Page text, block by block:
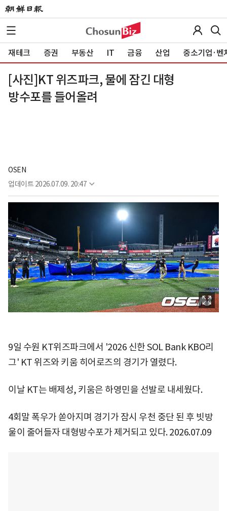
재테크 증권 부동산 IT 금융 산업 중소기업·벤
[사진]KT 위즈파크, 물에 잠긴 대형
방수포를 들어올려
OSEN
업데이트 2026.07.09. 20:47
9일 수원 KT위즈파크에서 '2026 신한 SOL Bank KBO리
그' KT 위즈와 키움 히어로즈의 경기가 열렸다.
이날 KT는 배제성, 키움은 하영민을 선발로 내세웠다.
4회말 폭우가 쏟아지며 경기가 잠시 우천 중단 된 후 빗방
울이 줄어들자 대형방수포가 제거되고 있다. 2026.07.09